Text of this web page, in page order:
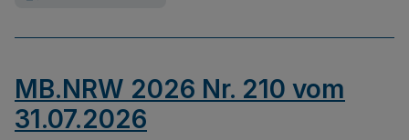
MB.NRW 2026 Nr. 210 vom
31.07.2026